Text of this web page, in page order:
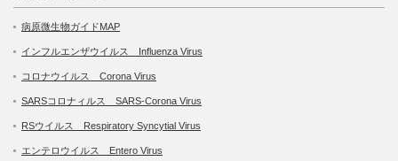
病原微生物ガイドMAP
インフルエンザウイルス Influenza Virus
コロナウイルス Corona Virus
SARSコロナィルス SARS-Corona Virus
RSウイルス Respiratory Syncytial Virus
エンテロウイルス Entero Virus